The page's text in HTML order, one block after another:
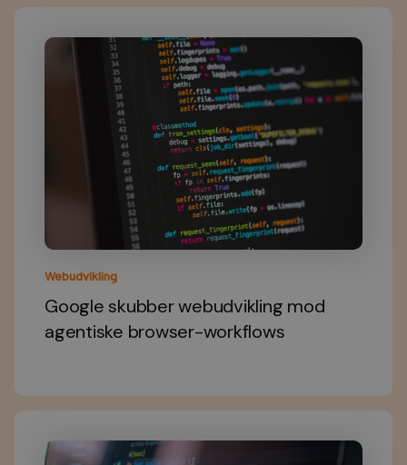
Webudvikling
Google skubber webudvikling mod
agentiske browser-workflows